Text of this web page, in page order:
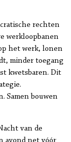
rechten
werkloopbanen
het werk, lonen
minder toegang
kwetsbaren. Dit
Samen bouwen
van de